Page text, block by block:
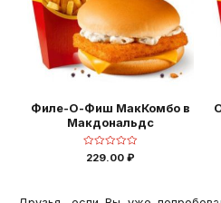
Филе-О-Фиш МакКомбо в
Макдональдс
Оценка
0
229.00 ₽